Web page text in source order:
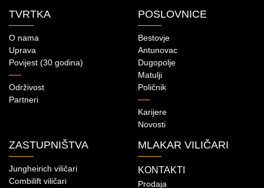
TVRTKA
O nama
Uprava
Povijest (30 godina)
Održivost
Partneri
POSLOVNICE
Bestovje
Antunovac
Dugopolje
Matulji
Poličnik
Karijere
Novosti
ZASTUPNIŠTVA
Jungheirich viličari
Combilift viličari
MLAKAR VILIČARI
KONTAKTI
Prodaja